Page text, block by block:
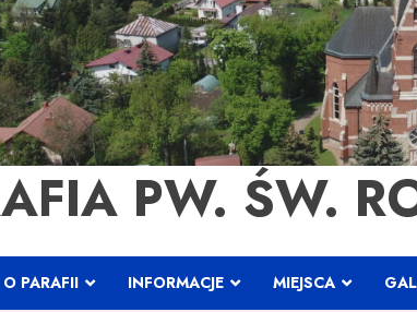
PW. ŚW.
O PARAFII INFORMACJE MIEJSCA